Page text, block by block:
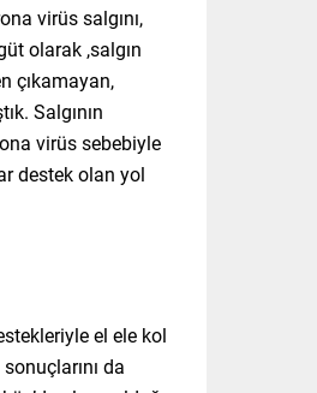
virüs salgını,
olarak ,salgın
çıkamayan,
Salgının
virüs sebebiyle
destek olan yol
el ele kol
da